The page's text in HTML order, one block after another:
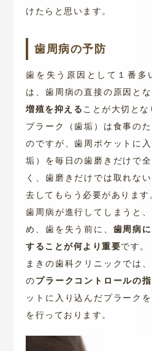
けたらと思います。
歯周病の予防
歯を失う原因として１番多
は、歯周病の直接の原因と
増殖を抑える ことが大切とな
プラーク（歯垢）は食事の
のですが、歯周ポケットに
垢）を毎日の歯磨きだけで
く、歯磨きだけでは取れな
去してもらう必要があります
歯周病が進行してしまうと
め、歯を失う前に、 歯周病
することが何より重要です。
まきの歯科クリニックでは
のプラークコントロールの
ットに入り込んだプラーク
を行っております。